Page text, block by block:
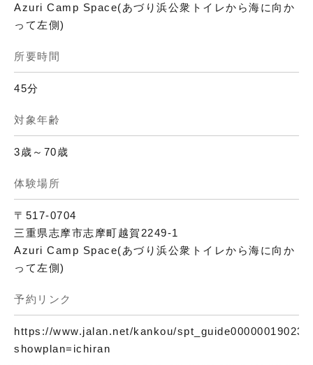
Azuri Camp Space(あづり浜公衆トイレから海に向か
って左側)
所要時間
45分
対象年齢
3歳～70歳
体験場所
〒517-0704
三重県志摩市志摩町越賀2249-1
Azuri Camp Space(あづり浜公衆トイレから海に向か
って左側)
予約リンク
https://www.jalan.net/kankou/
showplan=ichiran